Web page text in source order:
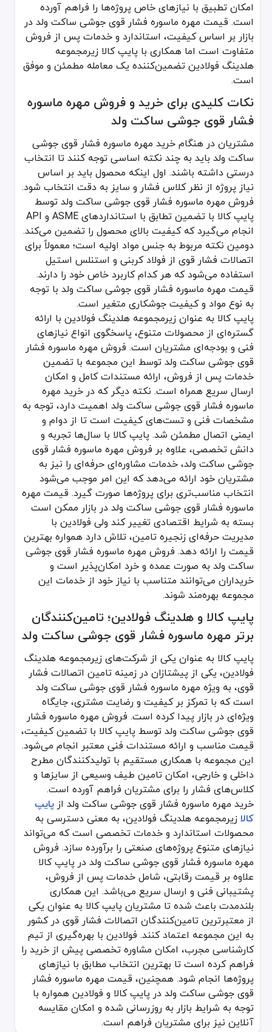
امکان تطبیق با نیازهای خاص پروژه‌ها را فراهم آورده
است. قیمت مهره ماسوره فشار قوی جوشی ساکت ولد در
بازار بر اساس کیفیت، استاندارد و خدمات پس از فروش
متفاوت است اما همکاری با پایپ کالا زیرمجموعه
هلدینگ فولادین تضمین‌کننده یک معامله مطمئن و موفق
است.
نکات کلیدی برای خرید و فروش مهره ماسوره
فشار قوی جوشی ساکت ولد
مشتریان در هنگام خرید مهره ماسوره فشار قوی جوشی
ساکت ولد باید به چند نکته اساسی توجه کنند تا انتخاب
درستی داشته باشند. اول اینکه محصول باید بر اساس
نیاز پروژه از نظر کلاس فشار و سایز به دقت انتخاب شود.
فروش مهره ماسوره فشار قوی جوشی ساکت ولد توسط
پایپ کالا با تضمین تطابق با استانداردهای ASME و API
انجام می‌گیرد که کیفیت بالای محصول را تضمین می‌کند.
دومین نکته مربوط به جنس مواد اولیه است؛ معمولاً برای
اتصالات فشار قوی از فولاد کربنی و استنلس استیل
استفاده می‌شود که هر کدام کاربرد خاص خود را دارند.
قیمت مهره ماسوره فشار قوی جوشی ساکت ولد با توجه
به نوع مواد و کیفیت جوشکاری متغیر است.
پایپ کالا به عنوان زیرمجموعه هلدینگ فولادین با ارائه
گستره‌ای از محصولات متنوع، پاسخگوی انواع نیازهای
فنی و بودجه‌ای مشتریان است. فروش مهره ماسوره فشار
قوی جوشی ساکت ولد توسط این مجموعه با تضمین
خدمات پس از فروش، ارائه مستندات کامل و امکان
ارسال سریع همراه است. نکته دیگر که در خرید مهره
ماسوره فشار قوی جوشی ساکت ولد اهمیت دارد، توجه به
مشخصات فنی و تست‌های کیفیت است تا از دوام و
ایمنی اتصال مطمئن شد. پایپ کالا با سال‌ها تجربه و
دانش تخصصی، علاوه بر فروش مهره ماسوره فشار قوی
جوشی ساکت ولد، خدمات مشاوره‌ای حرفه‌ای را نیز به
مشتریان خود ارائه می‌دهد که این امر موجب می‌شود
انتخاب مناسب‌تری برای پروژه‌ها صورت گیرد. قیمت مهره
ماسوره فشار قوی جوشی ساکت ولد در بازار ممکن است
بسته به شرایط اقتصادی تغییر کند ولی فولادین با
مدیریت حرفه‌ای زنجیره تامین، تلاش دارد همواره بهترین
قیمت را ارائه دهد. فروش مهره ماسوره فشار قوی جوشی
ساکت ولد به صورت عمده و خرد امکان‌پذیر است و
خریداران می‌توانند متناسب با نیاز خود از خدمات این
مجموعه بهره‌مند شوند.
پایپ کالا و هلدینگ فولادین؛ تامین‌کنندگان
برتر مهره ماسوره فشار قوی جوشی ساکت ولد
پایپ کالا به عنوان یکی از شرکت‌های زیرمجموعه هلدینگ
فولادین، یکی از پیشتازان در زمینه تامین اتصالات فشار
قوی، به ویژه مهره ماسوره فشار قوی جوشی ساکت ولد
است که با تمرکز بر کیفیت و رضایت مشتری، جایگاه
ویژه‌ای در بازار پیدا کرده است. فروش مهره ماسوره فشار
قوی جوشی ساکت ولد توسط پایپ کالا با تضمین کیفیت،
قیمت مناسب و ارائه مستندات فنی معتبر انجام می‌شود.
این مجموعه با همکاری مستقیم با تولیدکنندگان مطرح
داخلی و خارجی، امکان تامین طیف وسیعی از سایزها و
کلاس‌های فشار را برای مشتریان فراهم آورده است.
خرید مهره ماسوره فشار قوی جوشی ساکت ولد از پایپ
کالازیرمجموعه هلدینگ فولادین، به معنی دسترسی به
محصولات استاندارد و خدمات تخصصی است که می‌تواند
نیازهای متنوع پروژه‌های صنعتی را برآورده سازد. فروش
مهره ماسوره فشار قوی جوشی ساکت ولد در پایپ کالا
علاوه بر قیمت رقابتی، شامل خدمات پس از فروش،
پشتیبانی فنی و ارسال سریع می‌باشد. این همکاری
بلندمدت باعث شده تا مشتریان پایپ کالا به عنوان یکی
از معتبرترین تامین‌کنندگان اتصالات فشار قوی در کشور
به این مجموعه اعتماد کنند. فولادین با بهره‌گیری از تیم
کارشناسی مجرب، امکان مشاوره تخصصی پیش از خرید را
فراهم کرده است تا بهترین انتخاب مطابق با نیازهای
پروژه‌ها انجام شود. همچنین، قیمت مهره ماسوره فشار
قوی جوشی ساکت ولد در پایپ کالا و فولادین همواره با
توجه به شرایط بازار به روزرسانی شده و امکان مقایسه
آنلاین نیز برای مشتریان فراهم است.